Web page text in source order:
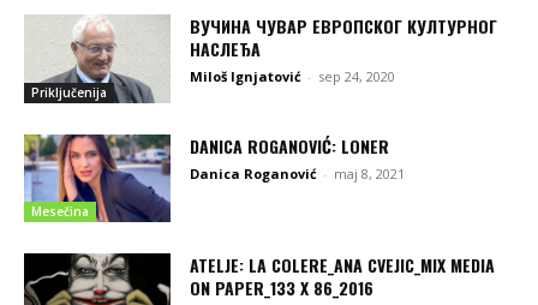
Priključenija
ВУЧИНА ЧУВАР ЕВРОПСКОГ КУЛТУРНОГ
НАСЛЕЂА
Miloš Ignjatović - sep 24, 2020
Mesečina
DANICA ROGANOVIĆ: LONER
Danica Roganović - maj 8, 2021
ATELJE: LA COLERE_ANA CVEJIC_MIX MEDIA
ON PAPER_133 X 86_2016